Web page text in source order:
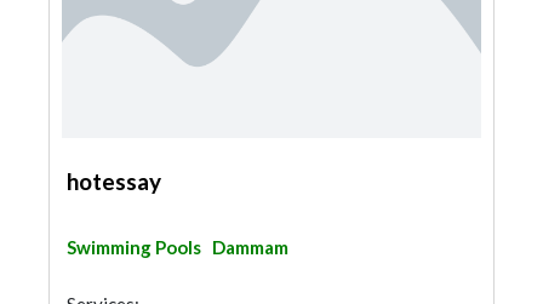
hotessay
Swimming Pools Dammam